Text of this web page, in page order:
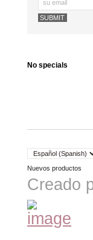
No specials
Nuevos productos
Creado